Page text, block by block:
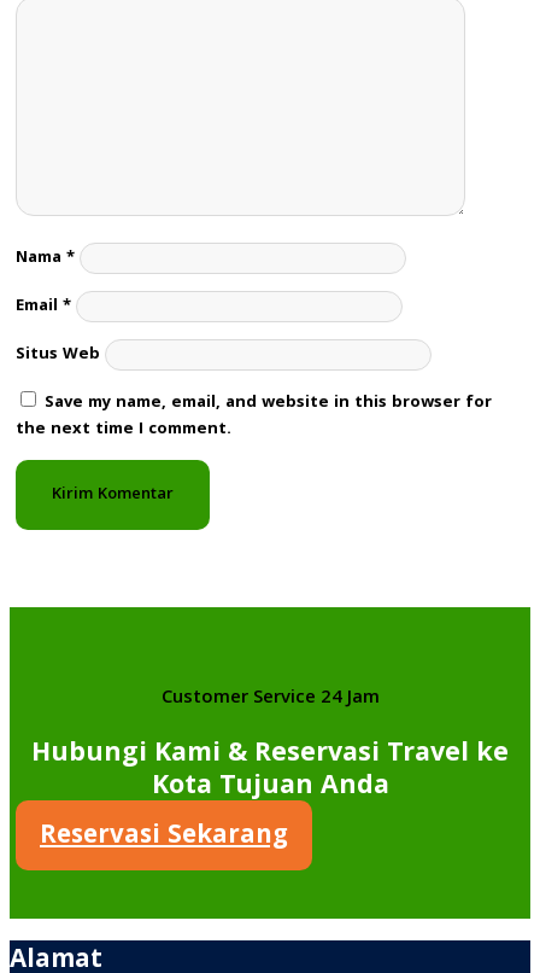
Nama *
Email *
Situs Web
Save my name, email, and website in this browser for
the next time I comment.
Customer Service 24 Jam
Hubungi Kami & Reservasi Travel ke
Kota Tujuan Anda
Reservasi Sekarang
Alamat